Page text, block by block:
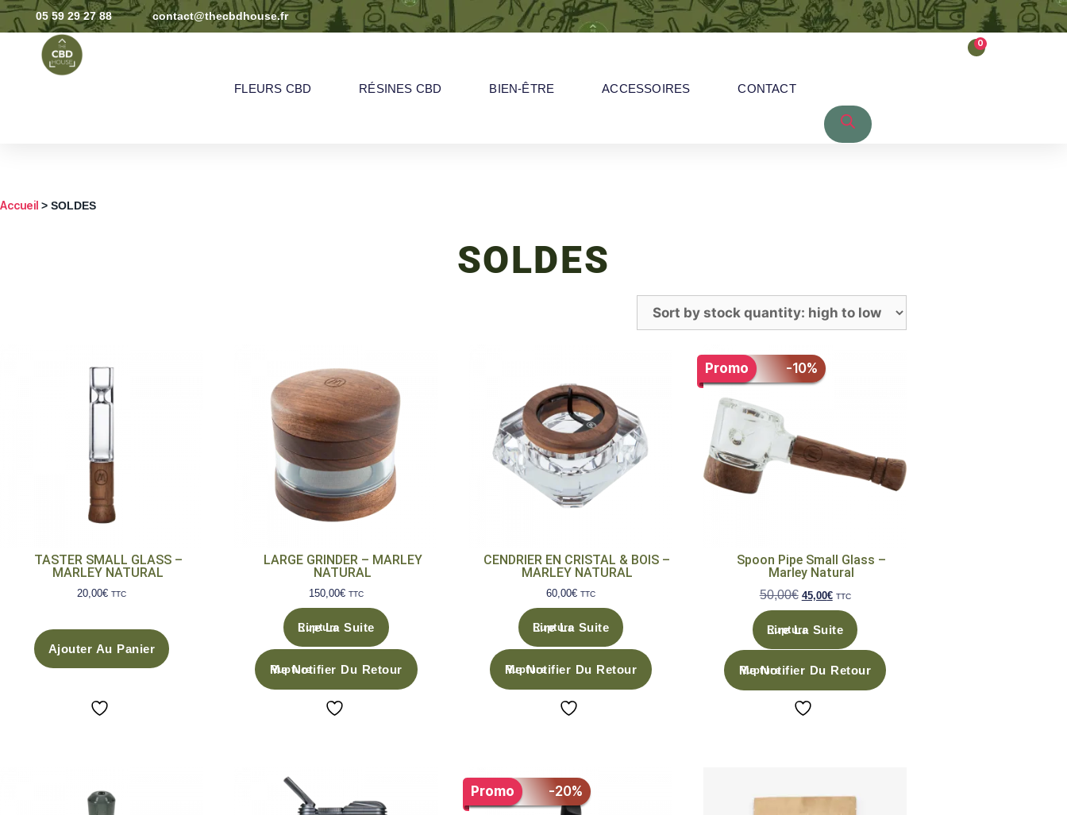
05 59 29 27 88 contact@thecbdhouse.fr
FLEURS CBD RÉSINES CBD BIEN-ÊTRE ACCESSOIRES CONTACT
0
Accueil > SOLDES
SOLDES
TASTER SMALL GLASS –
MARLEY NATURAL
20,00€ TTC
Ajouter Au Panier
LARGE GRINDER – MARLEY
NATURAL
150,00€ TTC
Lire La Suite
Me Notifier Du Retour
CENDRIER EN CRISTAL & BOIS –
MARLEY NATURAL
60,00€ TTC
Lire La Suite
Me Notifier Du Retour
-10%
Promo
Spoon Pipe Small Glass –
Marley Natural
50,00€ 45,00€ TTC
Lire La Suite
Me Notifier Du Retour
-20%
Promo